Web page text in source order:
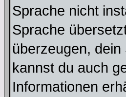
Sprache nicht
Sprache
überzeugen,
kannst du auch
Informationen